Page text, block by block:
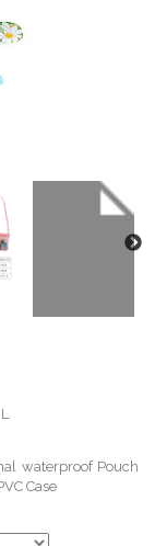
waterproof Pouch
Case